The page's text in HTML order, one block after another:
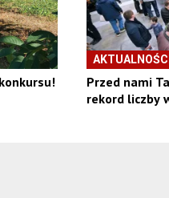
AKTUALNOŚCI
Przed nami
rekord liczby